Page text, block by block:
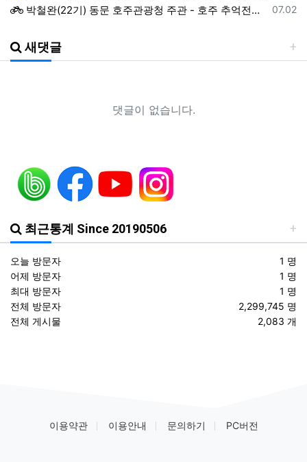
등록일
07.02
박철완(22기) 동문 호주관광청 주관 - 호주 추억전에 한국화 최초 초청 전시회
등록일
05.02
ROTC 육성 및 지원 특별법 공청회
등록일
01.22
예능프로그램 ‘강철부대’ 여군편인 ‘강철부대W’에 ROTC 동문 4인이 출연
ROTC명문가를 찾습니다.
조선대 ROTC의 쾌거! 이학승·김하랑 후보생, ‘2026 美 대학 특별리더십 연수’ 선발
장군 진급을 축하드립니다. 소장 박민영(31기/정보), 준장 서필석(34기/공병).황주봉(36기/보병).김희찬(36기/기갑)
새댓글
댓글이 없습니다.
최근통계 Since 20190506
오늘 방문자
1 명
어제 방문자
1 명
최대 방문자
1 명
전체 방문자
2,299,745 명
전체 게시물
2,083 개
이용약관 이용안내 문의하기 PC버전